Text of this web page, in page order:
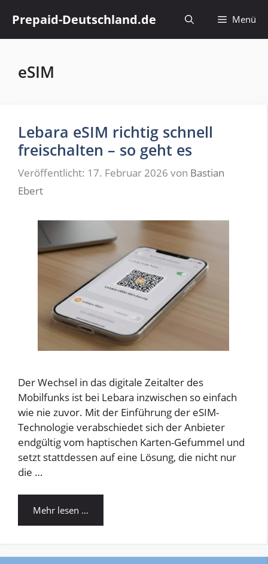
Inhalt
springen
Prepaid-Deutschland.de Menü
eSIM
Lebara eSIM richtig schnell
freischalten – so geht es
Veröffentlicht: 17. Februar 2026 von Bastian
Ebert
Der Wechsel in das digitale Zeitalter des
Mobilfunks ist bei Lebara inzwischen so einfach
wie nie zuvor. Mit der Einführung der eSIM-
Technologie verabschiedet sich der Anbieter
endgültig vom haptischen Karten-Gefummel und
setzt stattdessen auf eine Lösung, die nicht nur
die …
Mehr lesen …